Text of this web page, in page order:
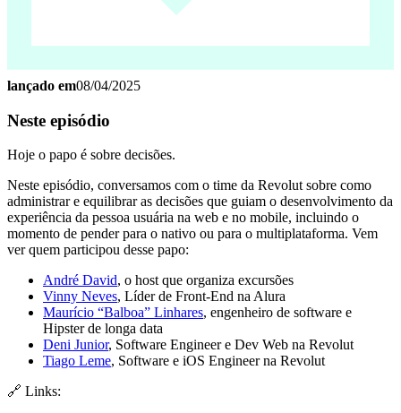
lançado em08/04/2025
Neste episódio
Hoje o papo é sobre decisões.
Neste episódio, conversamos com o time da Revolut sobre como
administrar e equilibrar as decisões que guiam o desenvolvimento da
experiência da pessoa usuária na web e no mobile, incluindo o
momento de pender para o nativo ou para o multiplataforma. Vem
ver quem participou desse papo:
André David, o host que organiza excursões
Vinny Neves, Líder de Front-End na Alura
Maurício “Balboa” Linhares, engenheiro de software e
Hipster de longa data
Deni Junior, Software Engineer e Dev Web na Revolut
Tiago Leme, Software e iOS Engineer na Revolut
🔗 Links: